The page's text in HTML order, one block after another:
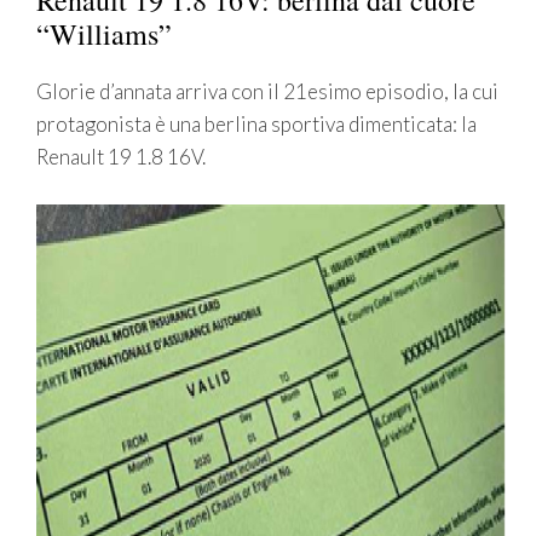
“Williams”
Glorie d’annata arriva con il 21esimo episodio, la cui
protagonista è una berlina sportiva dimenticata: la
Renault 19 1.8 16V.